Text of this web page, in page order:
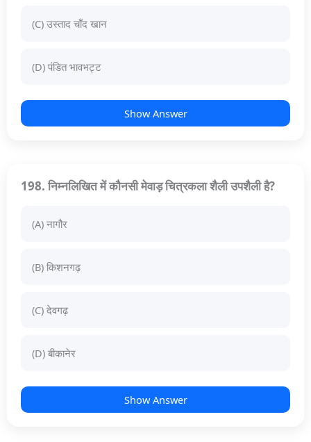
(C) उस्ताद चाँद खान
(D) पंडित भावभट्ट
Show Answer
198. निम्नलिखित में कौनसी मेवाड़ चित्रकला शैली उपशैली है?
(A) नागौर
(B) किशनगढ़
(C) देवगढ़
(D) बीकानेर
Show Answer